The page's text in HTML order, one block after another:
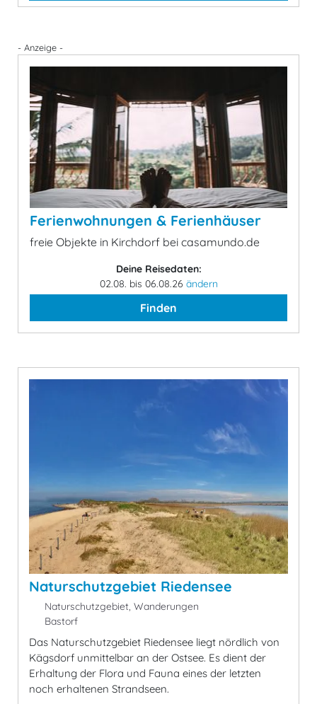
- Anzeige -
Ferienwohnungen & Ferienhäuser
freie Objekte in Kirchdorf bei casamundo.de
Deine Reisedaten:
02.08. bis 06.08.26 ändern
Finden
Naturschutzgebiet Riedensee
Naturschutzgebiet, Wanderungen
Bastorf
Das Naturschutzgebiet Riedensee liegt nördlich von
Kägsdorf unmittelbar an der Ostsee. Es dient der
Erhaltung der Flora und Fauna eines der letzten
noch erhaltenen Strandseen.